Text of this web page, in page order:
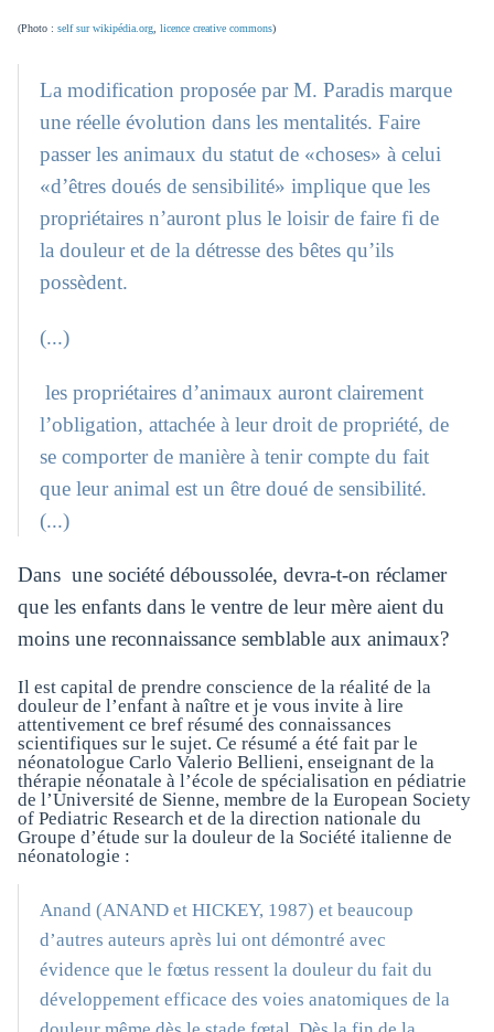
(Photo : self sur wikipédia.org, licence creative commons)
La modification proposée par M. Paradis marque
une réelle évolution dans les mentalités. Faire
passer les animaux du statut de «choses» à celui
«d’êtres doués de sensibilité» implique que les
propriétaires n’auront plus le loisir de faire fi de
la douleur et de la détresse des bêtes qu’ils
possèdent.
(...)
les propriétaires d’animaux auront clairement
l’obligation, attachée à leur droit de propriété, de
se comporter de manière à tenir compte du fait
que leur animal est un être doué de sensibilité.
(...)
Dans une société déboussolée, devra-t-on réclamer
que les enfants dans le ventre de leur mère aient du
moins une reconnaissance semblable aux animaux?
Il est capital de prendre conscience de la réalité de la
douleur de l’enfant à naître et je vous invite à lire
attentivement ce bref résumé des connaissances
scientifiques sur le sujet. Ce résumé a été fait par le
néonatologue Carlo Valerio Bellieni, enseignant de la
thérapie néonatale à l’école de spécialisation en pédiatrie
de l’Université de Sienne, membre de la European Society
of Pediatric Research et de la direction nationale du
Groupe d’étude sur la douleur de la Société italienne de
néonatologie :
Anand (ANAND et HICKEY, 1987) et beaucoup
d’autres auteurs après lui ont démontré avec
évidence que le fœtus ressent la douleur du fait du
développement efficace des voies anatomiques de la